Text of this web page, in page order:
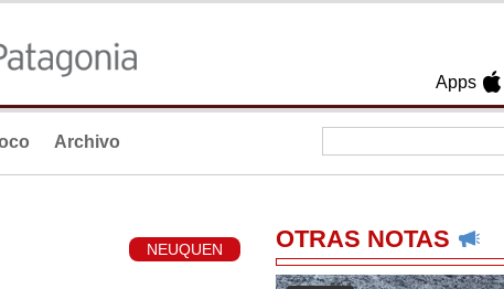
Apps
Archivo
NEUQUEN OTRAS NOTAS